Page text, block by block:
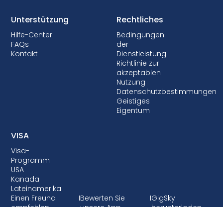
Unterstützung
Hilfe-Center
FAQs
Kontakt
Rechtliches
Bedingungen
der
Dienstleistung
Richtlinie zur
akzeptablen
Nutzung
Datenschutzbestimmungen
Geistiges
Eigentum
VISA
Visa-
Programm
USA
Kanada
Lateinamerika
Einen Freund
IBewerten Sie
IGigSky